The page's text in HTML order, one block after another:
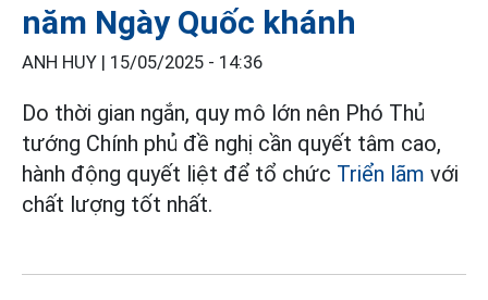
năm Ngày Quốc khánh
ANH HUY | 15/05/2025 - 14:36
Do thời gian ngắn, quy mô lớn nên Phó Thủ
tướng Chính phủ đề nghị cần quyết tâm cao,
hành động quyết liệt để tổ chức Triển lãm với
chất lượng tốt nhất.